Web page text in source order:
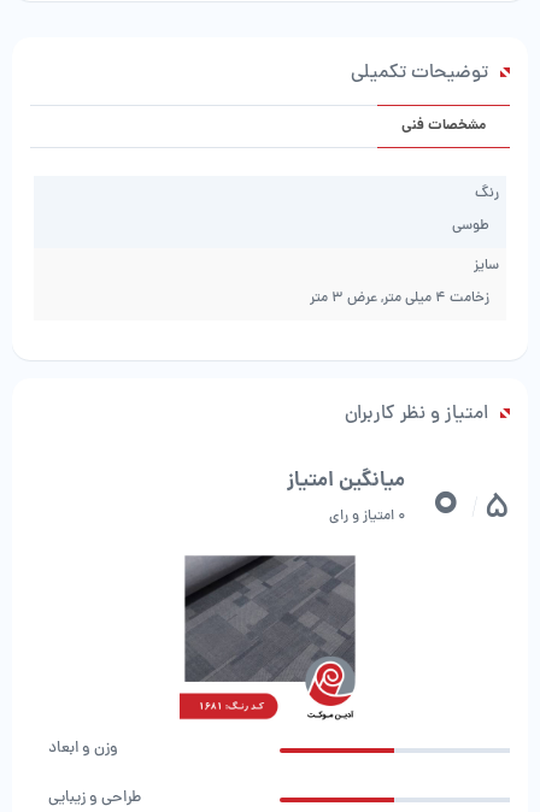
توضیحات تکمیلی
مشخصات فنی
رنگ
طوسی
سایز
زخامت 4 میلی متر, عرض 3 متر
امتیاز و نظر کاربران
5
0 میانگین امتیاز
0 امتیاز و رای
وزن و ابعاد
طراحی و زیبایی